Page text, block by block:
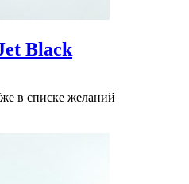
Black
в списке желаний